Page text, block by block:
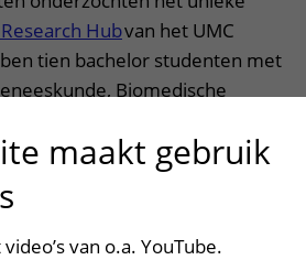
Hubvan het UMC
tien bachelor studenten met
Biomedische
Experimental Translational
met tien
Wetenschappen in
maakt gebruik
van o.a. YouTube.